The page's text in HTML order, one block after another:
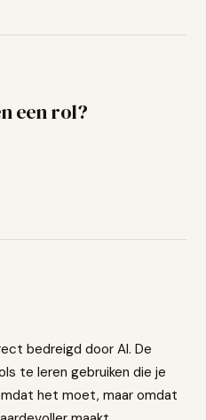
een rol?
bedreigd door AI. De
te leren gebruiken die je
het moet, maar omdat